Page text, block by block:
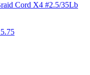
Cord X4 #2.5/35Lb